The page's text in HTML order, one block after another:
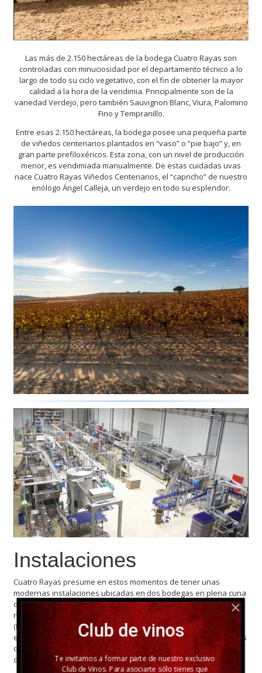
Las más de 2.150 hectáreas de la bodega Cuatro Rayas son
controladas con minuciosidad por el departamento técnico a lo
largo de todo su ciclo vegetativo, con el fin de obtener la mayor
calidad a la hora de la vendimia. Principalmente son de la
variedad Verdejo, pero también Sauvignon Blanc, Viura, Palomino
Fino y Tempranillo.
Entre esas 2.150 hectáreas, la bodega posee una pequeña parte
de viñedos centenarios plantados en “vaso” o “pie bajo” y, en
gran parte prefiloxéricos. Esta zona, con un nivel de producción
menor, es vendimiada manualmente. De estas cuidadas uvas
nace Cuatro Rayas Viñedos Centenarios, el “capricho” de nuestro
enólogo Ángel Calleja, un verdejo en todo su esplendor.
Instalaciones
Cuatro Rayas presume en estos momentos de tener unas
modernas instalaciones ubicadas en dos bodegas en plena cuna
del Verdejo, La Seca. La bodega ha sido certificada con las
normas de calidad BRC (British Retail Consulting) e IFS
(International Food Standard), imprescindibles para comercializar
en los mercados europeos. Estas certificaciones avalan el interés
que tiene por lograr una excelente calidad en todas y cada una
de las fases de elaboración de sus productos.
Club de vinos
Te invitamos a formar parte de nuestro exclusivo
Club de Vinos. Para asociarte sólo tienes que